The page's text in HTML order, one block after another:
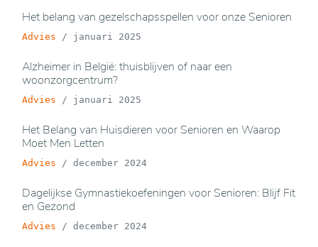
Het belang van gezelschapsspellen voor onze Senioren
Advies / januari 2025
Alzheimer in België: thuisblijven of naar een
woonzorgcentrum?
Advies / januari 2025
Het Belang van Huisdieren voor Senioren en Waarop
Moet Men Letten
Advies / december 2024
Dagelijkse Gymnastiekoefeningen voor Senioren: Blijf Fit
en Gezond
Advies / december 2024